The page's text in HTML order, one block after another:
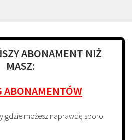
ABONAMENT NIŻ
MASZ:
ABONAMENTÓW
gdzie możesz naprawdę sporo